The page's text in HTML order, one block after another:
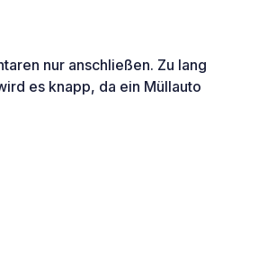
nur anschließen. Zu lang
es knapp, da ein Müllauto